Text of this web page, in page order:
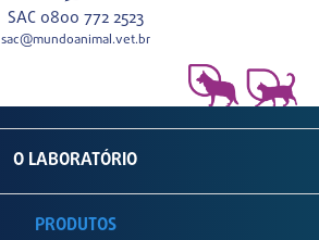
SAC 0800 772 2523
sac@mundoanimal.vet.br
O LABORATÓRIO
PRODUTOS